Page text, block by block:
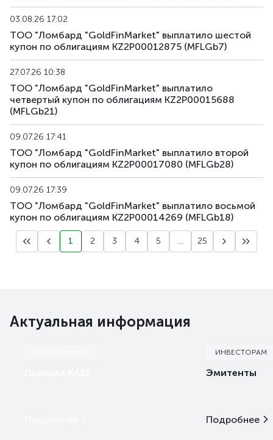
03.08.26 17:02
ТОО "Ломбард "GoldFinMarket" выплатило шестой
купон по облигациям KZ2P00012875 (MFLGb7)
27.07.26 10:38
ТОО "Ломбард "GoldFinMarket" выплатило
четвертый купон по облигациям KZ2P00015688
(MFLGb21)
09.07.26 17:41
ТОО "Ломбард "GoldFinMarket" выплатило второй
купон по облигациям KZ2P00017080 (MFLGb28)
09.07.26 17:39
ТОО "Ломбард "GoldFinMarket" выплатило восьмой
купон по облигациям KZ2P00014269 (MFLGb18)
1 2 3 4 5 ... 25
Актуальная информация
ИНВЕСТОРАМ
Эмитенты
Подробнее